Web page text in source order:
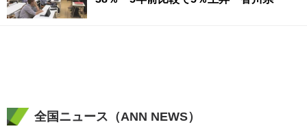
全国ニュース（ANN NEWS）